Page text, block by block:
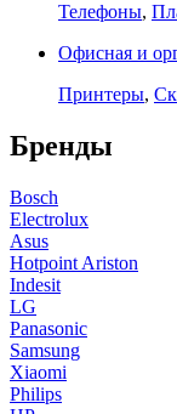
Телефоны,
Офисная и
Принтеры,
Бренды
Bosch
Electrolux
Asus
Hotpoint Ariston
Indesit
LG
Panasonic
Samsung
Xiaomi
Philips